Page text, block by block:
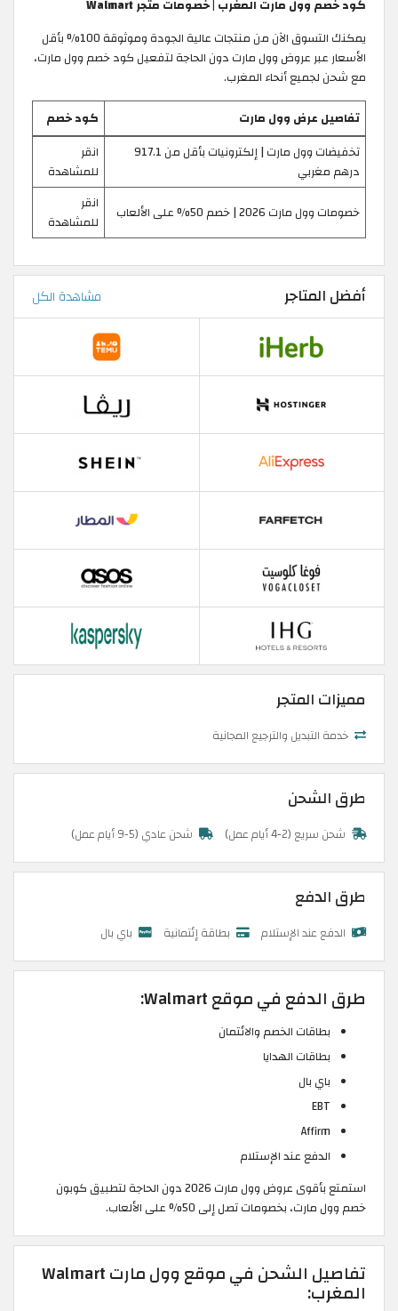
كود خصم وول مارت المغرب | خصومات متجر Walmart
يمكنك التسوق الآن من منتجات عالية الجودة وموثوقة 100% بأقل
الأسعار عبر عروض وول مارت دون الحاجة لتفعيل كود خصم وول مارت،
مع شحن لجميع أنحاء المغرب.
تفاصيل عرض وول مارت
كود خصم
تخفيضات وول مارت | إلكترونيات بأقل من 917.1
درهم مغربي
انقر
للمشاهدة
خصومات وول مارت 2026 | خصم 50% على الألعاب
انقر
للمشاهدة
أفضل المتاجر مشاهدة الكل
مميزات المتجر
خدمة التبديل والترجيع المجانية
طرق الشحن
شحن سريع (2-4 أيام عمل) شحن عادي (5-9 أيام عمل)
طرق الدفع
الدفع عند الإستلام بطاقة إئتمانية باي بال
طرق الدفع في موقع Walmart:
بطاقات الخصم والائتمان
بطاقات الهدايا
باي بال
EBT
Affirm
الدفع عند الإستلام
استمتع بأقوى عروض وول مارت 2026 دون الحاجة لتطبيق كوبون
خصم وول مارت، بخصومات تصل إلى 50% على الألعاب.
تفاصيل الشحن في موقع وول مارت Walmart
المغرب: